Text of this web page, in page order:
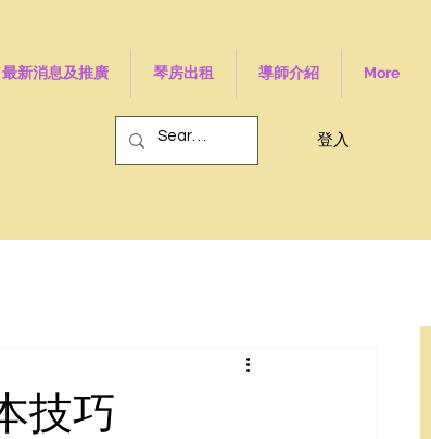
最新消息及推廣 琴房出租 導師介紹 More
登入
技巧